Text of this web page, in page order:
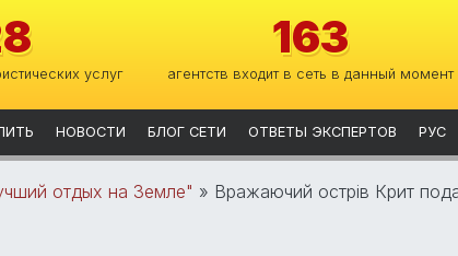
услуг
163
агентств входит в сеть в данный момент
НОВОСТИ БЛОГ СЕТИ ОТВЕТЫ ЭКСПЕРТОВ РУС
отдых на Земле" » Вражаючий острів Крит